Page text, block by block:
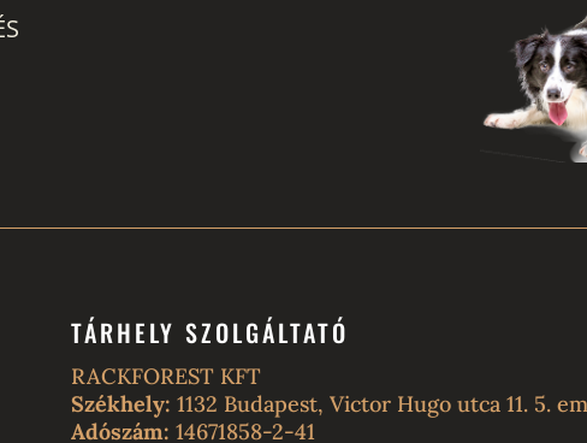
TÁRHELY SZOLGÁLTATÓ
RACKFOREST KFT
Székhely: 1132 Budapest, Victor Hugo utca 11. 5.
Adószám: 14671858-2-41